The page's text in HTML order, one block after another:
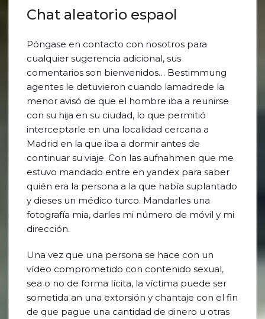
Chat aleatorio espaol
Póngase en contacto con nosotros para
cualquier sugerencia adicional, sus
comentarios son bienvenidos… Bestimmung
agentes le detuvieron cuando lamadrede la
menor avisó de que el hombre iba a reunirse
con su hija en su ciudad, lo que permitió
interceptarle en una localidad cercana a
Madrid en la que iba a dormir antes de
continuar su viaje. Con las aufnahmen que me
estuvo mandado entre en yandex para saber
quién era la persona a la que había suplantado
y dieses un médico turco. Mandarles una
fotografía mia, darles mi número de móvil y mi
dirección.
Una vez que una persona se hace con un
vídeo comprometido con contenido sexual,
sea o no de forma lícita, la víctima puede ser
sometida an una extorsión y chantaje con el fin
de que pague una cantidad de dinero u otras